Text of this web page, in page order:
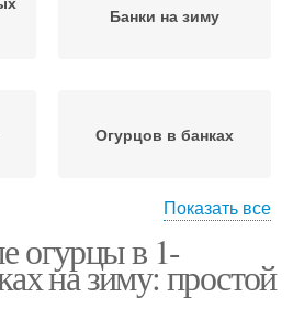
Банки на зиму
Огурцов в банках
Показать все
огурцы в 1-
на зиму: простой